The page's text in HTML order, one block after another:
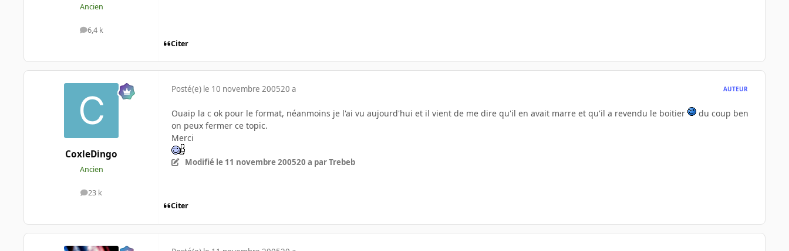
Ancien
6,4 k
messages
Citer
CoxleDingo
Ancien
23 k
messages
Posté(e) le 10 novembre 200520 a AUTEUR
Ouaip la c ok pour le format, néanmoins je l'ai vu aujourd'hui et il vient de me dire qu'il en avait marre et qu'il a revendu le boitier
du coup ben
on peux fermer ce topic.
Merci
Modifié le 11 novembre 200520 a par Trebeb
Citer